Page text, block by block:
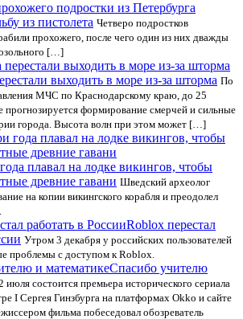
подростки из Петербурга
из пистолета Четверо подростков
прохожего, после чего один из них дважды
[…]
выходить в море из-за шторма По
МЧС по Краснодарскому краю, до 25
прогнозируется формирование смерчей и сильные
города. Высота волн при этом может […]
плавал на лодке викингов, чтобы
древние гавани Шведский археолог
на копии викингского корабля и преодолел
Roblox перестал
Утром 3 декабря у российских пользователей
проблемы с доступом к Roblox.
Спасибо учителю
июля состоится премьера исторического сериала
I Сергея Гинзбурга на платформах Okko и сайте
фильма побеседовал обозреватель